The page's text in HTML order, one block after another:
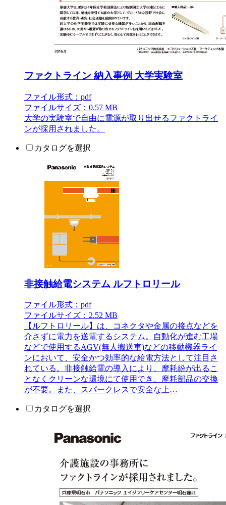
ファクトライン 納入事例 大学実験室
ファイル形式：pdf
ファイルサイズ：0.57 MB
大学の実験室で自由に電源が取り出せるファクトライ
ンが採用されました。
カタログを選択
非接触給電システム ルフトロリール
ファイル形式：pdf
ファイルサイズ：2.52 MB
【ルフトロリール】は、コネクタや金属の接点などを
介さずに電力を送電するシステム。自動化が進む工場
などで使用するAGV(無人搬送車)などの移動機器ライ
ンにおいて、安全かつ効率的な給電方法として注目さ
れている。非接触給電の導入により、摩耗紛が出るこ
となくクリーンな環境にて使用でき、摩耗部品の交換
が不要。また、スパークレスで安全な上…
カタログを選択